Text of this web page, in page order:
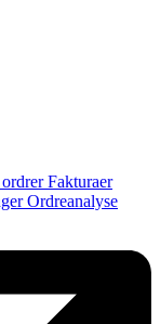
Fakturaer
Ordreanalyse